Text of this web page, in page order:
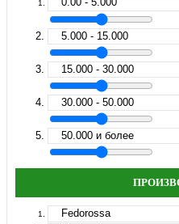
5.000 - 15.000
15.000 - 30.000
30.000 - 50.000
50.000 и более
Fedorossa